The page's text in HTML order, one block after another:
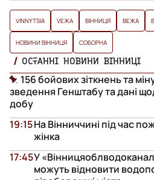
VINNYTSIA VЕЖА ВІННИЦЯ ВЕЖА
НОВИНИ ВІННИЦЯ СОБОРНА
ОСТАННІ НОВИНИ ВІННИЦІ
156 бойових зіткнень та
зведення Генштабу та дані
добу
На Вінниччині під час
жінка
19:15
У
можуть відновити
17:45